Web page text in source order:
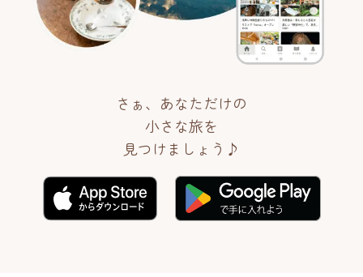
さぁ、あなただけの
小さな旅を
見つけましょう♪